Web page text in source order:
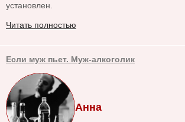
установлен.
Читать полностью
Если муж пьет. Муж-алкоголик
Анна